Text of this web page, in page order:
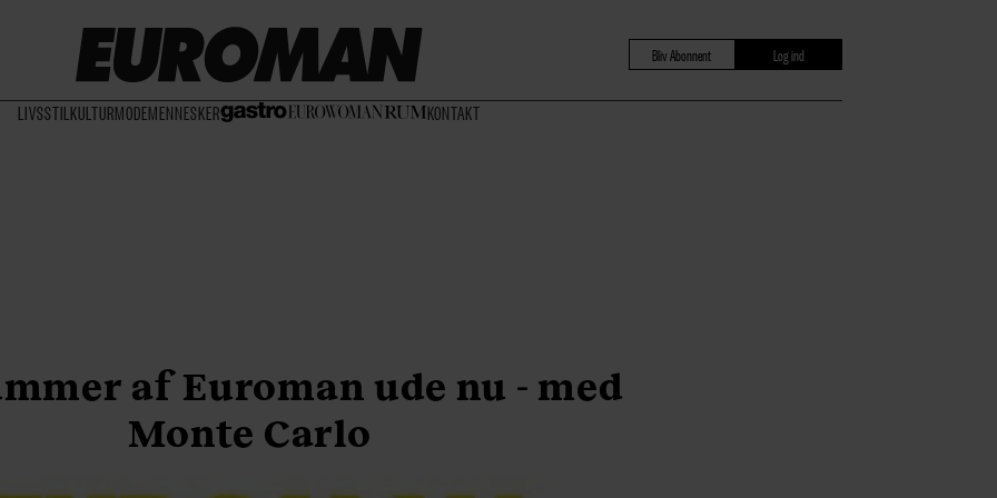
LIVSSTIL KULTURMODEMENNESKER KONTAKT
Bliv Abonnent Log ind
af Euroman ude nu - med
Monte Carlo